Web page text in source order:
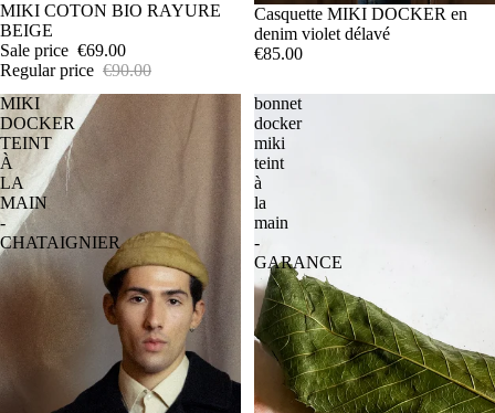
SALE
MIKI COTON BIO RAYURE
BEIGE
Sale price €69.00
Regular price €90.00
Casquette MIKI DOCKER en
denim violet délavé
€85.00
MIKI
DOCKER
TEINT
À
LA
MAIN
-
CHATAIGNIER
bonnet
docker
miki
teint
à
la
main
-
GARANCE